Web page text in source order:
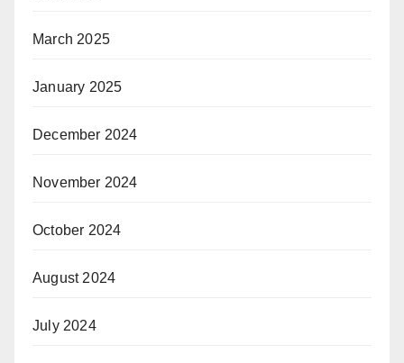
March 2025
January 2025
December 2024
November 2024
October 2024
August 2024
July 2024